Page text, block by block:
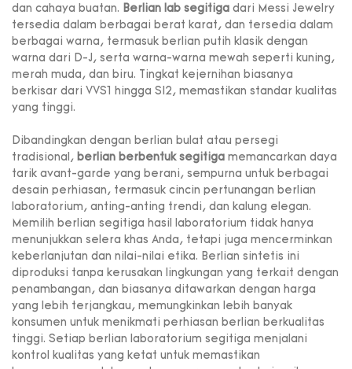
dan cahaya buatan. Berlian lab segitiga dari Messi Jewelry
tersedia dalam berbagai berat karat, dan tersedia dalam
berbagai warna, termasuk berlian putih klasik dengan
warna dari D-J, serta warna-warna mewah seperti kuning,
merah muda, dan biru. Tingkat kejernihan biasanya
berkisar dari VVS1 hingga SI2, memastikan standar kualitas
yang tinggi.
Dibandingkan dengan berlian bulat atau persegi
tradisional, berlian berbentuk segitiga memancarkan daya
tarik avant-garde yang berani, sempurna untuk berbagai
desain perhiasan, termasuk cincin pertunangan berlian
laboratorium, anting-anting trendi, dan kalung elegan.
Memilih berlian segitiga hasil laboratorium tidak hanya
menunjukkan selera khas Anda, tetapi juga mencerminkan
keberlanjutan dan nilai-nilai etika. Berlian sintetis ini
diproduksi tanpa kerusakan lingkungan yang terkait dengan
penambangan, dan biasanya ditawarkan dengan harga
yang lebih terjangkau, memungkinkan lebih banyak
konsumen untuk menikmati perhiasan berlian berkualitas
tinggi. Setiap berlian laboratorium segitiga menjalani
kontrol kualitas yang ketat untuk memastikan